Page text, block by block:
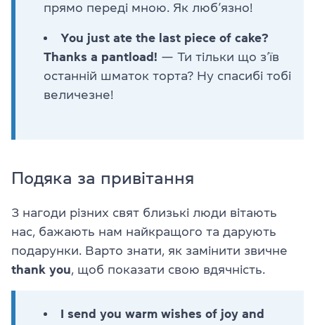
прямо переді мною. Як люб’язно!
You just ate the last piece of cake?
Thanks a pantload! — Ти тільки що з’їв
останній шматок торта? Ну спасибі тобі
величезне!
Подяка за привітання
З нагоди різних свят близькі люди вітають
нас, бажають нам найкращого та дарують
подарунки. Варто знати, як замінити звичне
thank you , щоб показати свою вдячність.
I send you warm wishes of joy and